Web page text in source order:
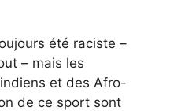
été raciste –
– mais les
et des Afro-
de ce sport sont